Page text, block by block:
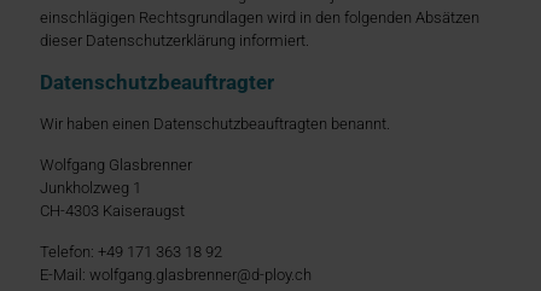
einschlägigen Rechtsgrundlagen wird in den folgenden Absätzen
dieser Datenschutzerklärung informiert.
Datenschutz­beauftragter
Wir haben einen Datenschutzbeauftragten benannt.
Wolfgang Glasbrenner
Junkholzweg 1
CH-4303 Kaiseraugst
Telefon: +49 171 363 18 92
E-Mail: wolfgang.glasbrenner@d-ploy.ch